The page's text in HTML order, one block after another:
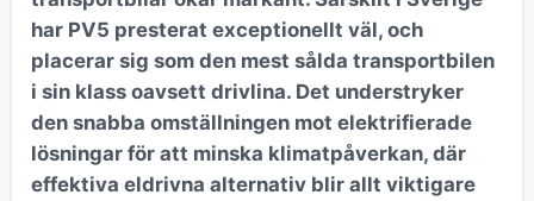
har PV5 presterat exceptionellt väl, och
placerar sig som den mest sålda transportbilen
i sin klass oavsett drivlina. Det understryker
den snabba omställningen mot elektrifierade
lösningar för att minska klimatpåverkan, där
effektiva eldrivna alternativ blir allt viktigare